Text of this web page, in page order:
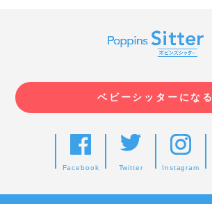
ベビーシッターになる
Facebook Twitter Instagram